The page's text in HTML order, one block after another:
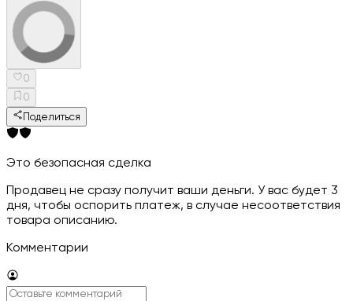
0
0
Поделиться
Это безопасная сделка
Продавец не сразу получит ваши деньги. У вас будет 3
дня, чтобы оспорить платеж, в случае несоответствия
товара описанию.
Комментарии